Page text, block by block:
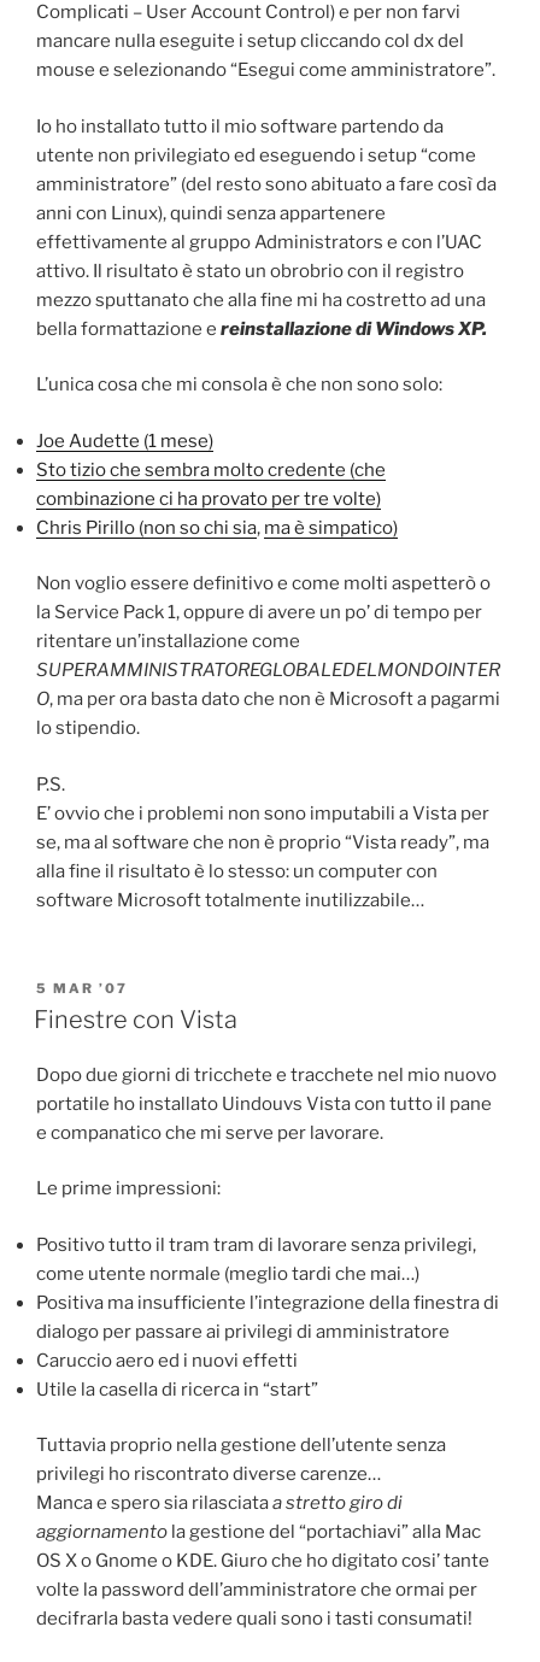
Complicati – User Account Control) e per non farvi
mancare nulla eseguite i setup cliccando col dx del
mouse e selezionando “Esegui come amministratore”.
Io ho installato tutto il mio software partendo da
utente non privilegiato ed eseguendo i setup “come
amministratore” (del resto sono abituato a fare così da
anni con Linux), quindi senza appartenere
effettivamente al gruppo Administrators e con l’UAC
attivo. Il risultato è stato un obrobrio con il registro
mezzo sputtanato che alla fine mi ha costretto ad una
bella formattazione e reinstallazione di Windows XP.
L’unica cosa che mi consola è che non sono solo:
Joe Audette (1 mese)
Sto tizio che sembra molto credente (che
combinazione ci ha provato per tre volte)
Chris Pirillo (non so chi sia, ma è simpatico)
Non voglio essere definitivo e come molti aspetterò o
la Service Pack 1, oppure di avere un po’ di tempo per
ritentare un’installazione come
SUPERAMMINISTRATOREGLOBALEDELMONDOINTER
O, ma per ora basta dato che non è Microsoft a pagarmi
lo stipendio.
P.S.
E’ ovvio che i problemi non sono imputabili a Vista per
se, ma al software che non è proprio “Vista ready”, ma
alla fine il risultato è lo stesso: un computer con
software Microsoft totalmente inutilizzabile…
POSTED
ON
5 MAR ’07
Finestre con Vista
Dopo due giorni di tricchete e tracchete nel mio nuovo
portatile ho installato Uindouvs Vista con tutto il pane
e companatico che mi serve per lavorare.
Le prime impressioni:
Positivo tutto il tram tram di lavorare senza privilegi,
come utente normale (meglio tardi che mai…)
Positiva ma insufficiente l’integrazione della finestra di
dialogo per passare ai privilegi di amministratore
Caruccio aero ed i nuovi effetti
Utile la casella di ricerca in “start”
Tuttavia proprio nella gestione dell’utente senza
privilegi ho riscontrato diverse carenze…
Manca e spero sia rilasciataa stretto giro di
aggiornamento la gestione del “portachiavi” alla Mac
OS X o Gnome o KDE. Giuro che ho digitato cosi’ tante
volte la password dell’amministratore che ormai per
decifrarla basta vedere quali sono i tasti consumati!